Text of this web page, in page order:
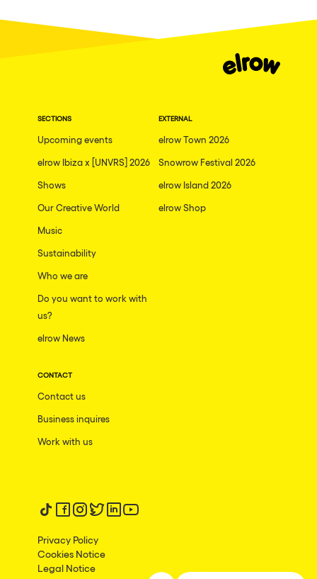
SECTIONS
Upcoming events
elrow Ibiza x [UNVRS] 2026
Shows
Our Creative World
Music
Sustainability
Who we are
Do you want to work with
us?
elrow News
EXTERNAL
elrow Town 2026
Snowrow Festival 2026
elrow Island 2026
elrow Shop
CONTACT
Contact us
Business inquires
Work with us
Follow us on tiktok
Follow us on facebook
Follow us on instagram
Follow us on twitter
Follow us on linkedin
Follow us on youtube
Privacy Policy
Cookies Notice
Legal Notice